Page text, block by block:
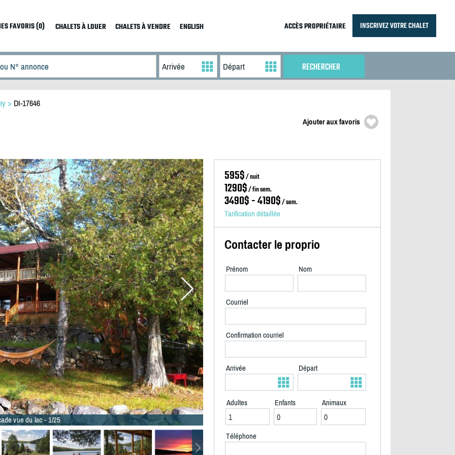
FAVORIS (0) CHALETS À LOUER CHALETS À VENDRE ENGLISH ACCÈS PROPRIÉTAIRE INSCRIVEZ VOTRE CHALET
> DI-17646
Ajouter aux favoris
vue du lac - 1/25 FACADE PRINCIPALE VUE ENTREE DU DOMAINE -
595$/ nuit
1290$/ fin sem.
3490$ - 4190$/ sem.
Tarification détaillée
Contacter le proprio
Prénom Nom
Courriel
Confirmation courriel
Arrivée Départ
Adultes Enfants Animaux
Téléphone